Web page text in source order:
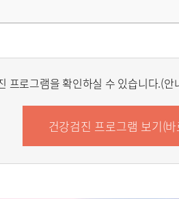
프로그램을 확인하실 수 있습니다.(
건강검진 프로그램 보기(